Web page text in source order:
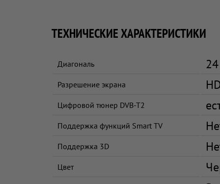
ТЕХНИЧЕСКИЕ ХАРАКТЕРИСТИКИ
Диагональ
Разрешение экрана
Цифровой тюнер DVB-T2
Поддержка функций Smart TV
Поддержка 3D
Цвет